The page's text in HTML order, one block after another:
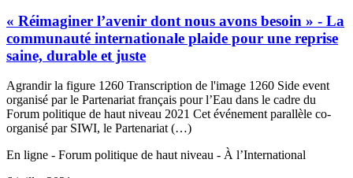
« Réimaginer l’avenir dont nous avons besoin » - La
communauté internationale plaide pour une reprise
saine, durable et juste
Agrandir la figure 1260 Transcription de l'image 1260 Side event
organisé par le Partenariat français pour l’Eau dans le cadre du
Forum politique de haut niveau 2021 Cet événement parallèle co-
organisé par SIWI, le Partenariat (…)
En ligne - Forum politique de haut niveau - À l’International